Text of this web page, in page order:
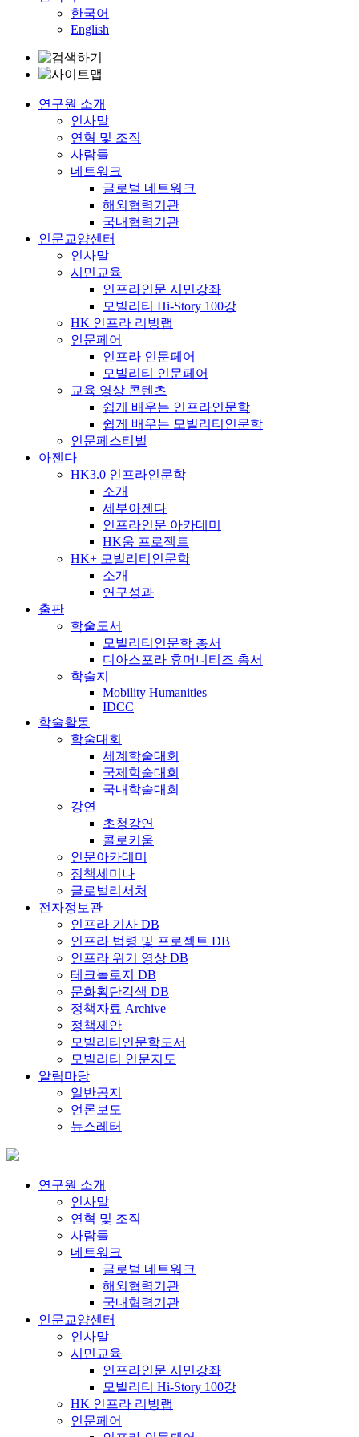
한국어
English
연구원 소개
인사말
연혁 및 조직
사람들
네트워크
글로벌 네트워크
해외협력기관
국내협력기관
인문교양센터
인사말
시민교육
인프라인문 시민강좌
모빌리티 Hi-Story 100강
HK 인프라 리빙랩
인문페어
인프라 인문페어
모빌리티 인문페어
교육 영상 콘텐츠
쉽게 배우는 인프라인문학
쉽게 배우는 모빌리티인문학
인문페스티벌
아젠다
HK3.0 인프라인문학
소개
세부아젠다
인프라인문 아카데미
HK움 프로젝트
HK+ 모빌리티인문학
소개
연구성과
출판
학술도서
모빌리티인문학 총서
디아스포라 휴머니티즈 총서
학술지
Mobility Humanities
IDCC
학술활동
학술대회
세계학술대회
국제학술대회
국내학술대회
강연
초청강연
콜로키움
인문아카데미
정책세미나
글로벌리서처
전자정보관
인프라 기사 DB
인프라 법령 및 프로젝트 DB
인프라 위기 영상 DB
테크놀로지 DB
문화횡단각색 DB
정책자료 Archive
정책제안
모빌리티인문학도서
모빌리티 인문지도
알림마당
일반공지
언론보도
뉴스레터
연구원 소개
인사말
연혁 및 조직
사람들
네트워크
글로벌 네트워크
해외협력기관
국내협력기관
인문교양센터
인사말
시민교육
인프라인문 시민강좌
모빌리티 Hi-Story 100강
HK 인프라 리빙랩
인문페어